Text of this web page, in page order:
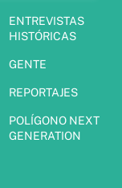
ENTREVISTAS
HISTÓRICAS
GENTE
REPORTAJES
POLÍGONO NEXT
GENERATION